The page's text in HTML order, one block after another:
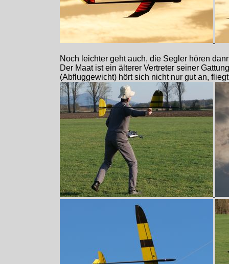
Noch leichter geht auch, die Segler hören
Der Maat ist ein älterer Vertreter seiner
(Abfluggewicht) hört sich nicht nur gut an,